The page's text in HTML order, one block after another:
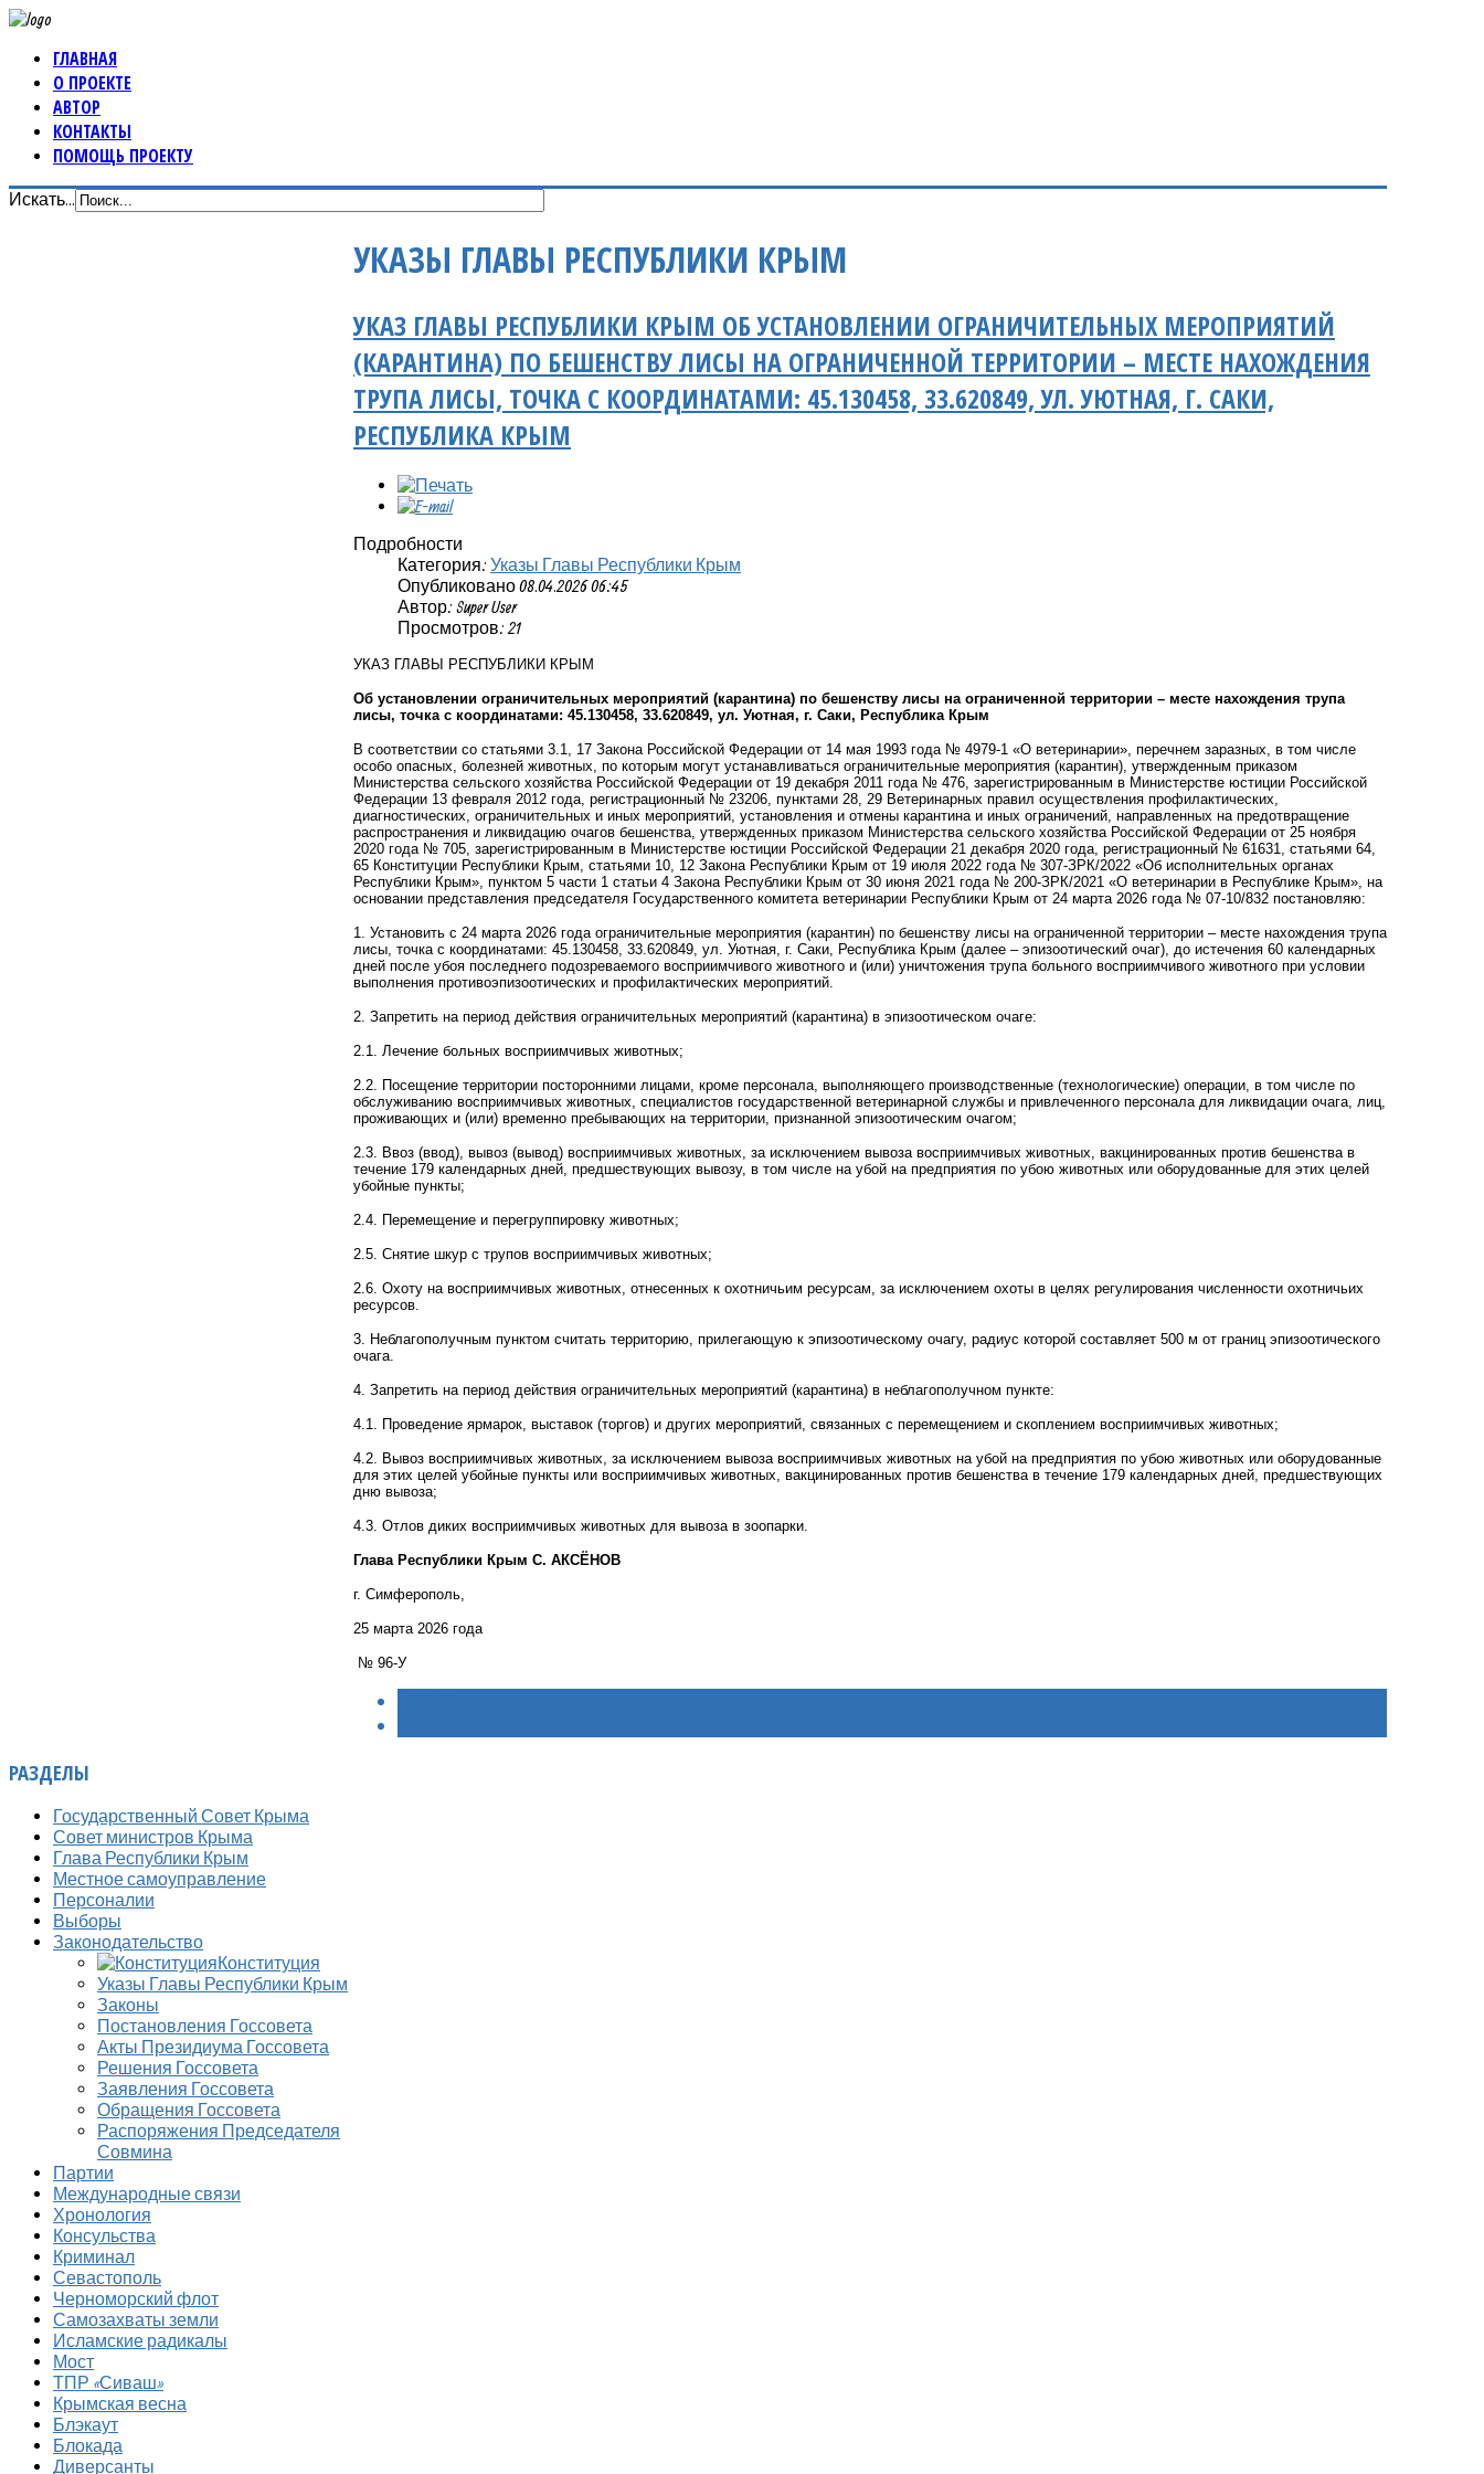
ГЛАВНАЯ
О ПРОЕКТЕ
АВТОР
КОНТАКТЫ
ПОМОЩЬ ПРОЕКТУ
Искать...
УКАЗЫ ГЛАВЫ РЕСПУБЛИКИ КРЫМ
УКАЗ ГЛАВЫ РЕСПУБЛИКИ КРЫМ ОБ УСТАНОВЛЕНИИ ОГРАНИЧИТЕЛЬНЫХ МЕРОПРИЯТИЙ
(КАРАНТИНА) ПО БЕШЕНСТВУ ЛИСЫ НА ОГРАНИЧЕННОЙ ТЕРРИТОРИИ – МЕСТЕ НАХОЖДЕНИЯ
ТРУПА ЛИСЫ, ТОЧКА С КООРДИНАТАМИ: 45.130458, 33.620849, УЛ. УЮТНАЯ, Г. САКИ,
РЕСПУБЛИКА КРЫМ
Подробности
Категория: Указы Главы Республики Крым
Опубликовано 08.04.2026 06:45
Автор: Super User
Просмотров: 21
УКАЗ ГЛАВЫ РЕСПУБЛИКИ КРЫМ
Об установлении ограничительных мероприятий (карантина) по бешенству лисы на ограниченной территории – месте нахождения трупа
лисы, точка с координатами: 45.130458, 33.620849, ул. Уютная, г. Саки, Республика Крым
В соответствии со статьями 3.1, 17 Закона Российской Федерации от 14 мая 1993 года № 4979-1 «О ветеринарии», перечнем заразных, в том числе
особо опасных, болезней животных, по которым могут устанавливаться ограничительные мероприятия (карантин), утвержденным приказом
Министерства сельского хозяйства Российской Федерации от 19 декабря 2011 года № 476, зарегистрированным в Министерстве юстиции Российской
Федерации 13 февраля 2012 года, регистрационный № 23206, пунктами 28, 29 Ветеринарных правил осуществления профилактических,
диагностических, ограничительных и иных мероприятий, установления и отмены карантина и иных ограничений, направленных на предотвращение
распространения и ликвидацию очагов бешенства, утвержденных приказом Министерства сельского хозяйства Российской Федерации от 25 ноября
2020 года № 705, зарегистрированным в Министерстве юстиции Российской Федерации 21 декабря 2020 года, регистрационный № 61631, статьями 64,
65 Конституции Республики Крым, статьями 10, 12 Закона Республики Крым от 19 июля 2022 года № 307-ЗРК/2022 «Об исполнительных органах
Республики Крым», пунктом 5 части 1 статьи 4 Закона Республики Крым от 30 июня 2021 года № 200-ЗРК/2021 «О ветеринарии в Республике Крым», на
основании представления председателя Государственного комитета ветеринарии Республики Крым от 24 марта 2026 года № 07-10/832 постановляю:
1. Установить с 24 марта 2026 года ограничительные мероприятия (карантин) по бешенству лисы на ограниченной территории – месте нахождения трупа
лисы, точка с координатами: 45.130458, 33.620849, ул. Уютная, г. Саки, Республика Крым (далее – эпизоотический очаг), до истечения 60 календарных
дней после убоя последнего подозреваемого восприимчивого животного и (или) уничтожения трупа больного восприимчивого животного при условии
выполнения противоэпизоотических и профилактических мероприятий.
2. Запретить на период действия ограничительных мероприятий (карантина) в эпизоотическом очаге:
2.1. Лечение больных восприимчивых животных;
2.2. Посещение территории посторонними лицами, кроме персонала, выполняющего производственные (технологические) операции, в том числе по
обслуживанию восприимчивых животных, специалистов государственной ветеринарной службы и привлеченного персонала для ликвидации очага, лиц,
проживающих и (или) временно пребывающих на территории, признанной эпизоотическим очагом;
2.3. Ввоз (ввод), вывоз (вывод) восприимчивых животных, за исключением вывоза восприимчивых животных, вакцинированных против бешенства в
течение 179 календарных дней, предшествующих вывозу, в том числе на убой на предприятия по убою животных или оборудованные для этих целей
убойные пункты;
2.4. Перемещение и перегруппировку животных;
2.5. Снятие шкур с трупов восприимчивых животных;
2.6. Охоту на восприимчивых животных, отнесенных к охотничьим ресурсам, за исключением охоты в целях регулирования численности охотничьих
ресурсов.
3. Неблагополучным пунктом считать территорию, прилегающую к эпизоотическому очагу, радиус которой составляет 500 м от границ эпизоотического
очага.
4. Запретить на период действия ограничительных мероприятий (карантина) в неблагополучном пункте:
4.1. Проведение ярмарок, выставок (торгов) и других мероприятий, связанных с перемещением и скоплением восприимчивых животных;
4.2. Вывоз восприимчивых животных, за исключением вывоза восприимчивых животных на убой на предприятия по убою животных или оборудованные
для этих целей убойные пункты или восприимчивых животных, вакцинированных против бешенства в течение 179 календарных дней, предшествующих
дню вывоза;
4.3. Отлов диких восприимчивых животных для вывоза в зоопарки.
Глава Республики Крым С. АКСЁНОВ
г. Симферополь,
25 марта 2026 года
№ 96-У
РАЗДЕЛЫ
Государственный Совет Крыма
Совет министров Крыма
Глава Республики Крым
Местное самоуправление
Персоналии
Выборы
Законодательство
Конституция
Указы Главы Республики Крым
Законы
Постановления Госсовета
Акты Президиума Госсовета
Решения Госсовета
Заявления Госсовета
Обращения Госсовета
Распоряжения Председателя
Совмина
Партии
Международные связи
Хронология
Консульства
Криминал
Севастополь
Черноморский флот
Самозахваты земли
Исламские радикалы
Мост
ТПР «Сиваш»
Крымская весна
Блэкаут
Блокада
Диверсанты